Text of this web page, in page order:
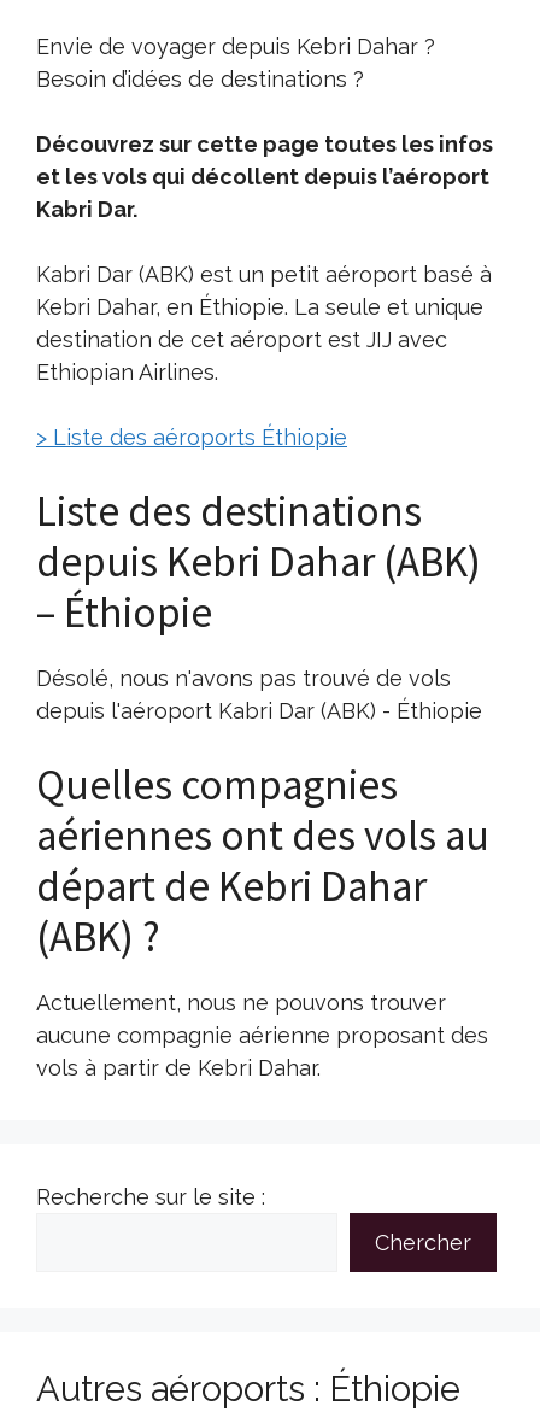
Envie de voyager depuis Kebri Dahar ?
Besoin d’idées de destinations ?
Découvrez sur cette page toutes les infos
et les vols qui décollent depuis l’aéroport
Kabri Dar.
Kabri Dar (ABK) est un petit aéroport basé à
Kebri Dahar, en Éthiopie. La seule et unique
destination de cet aéroport est JIJ avec
Ethiopian Airlines.
> Liste des aéroports Éthiopie
Liste des destinations
depuis Kebri Dahar (ABK)
– Éthiopie
Désolé, nous n'avons pas trouvé de vols
depuis l'aéroport Kabri Dar (ABK) - Éthiopie
Quelles compagnies
aériennes ont des vols au
départ de Kebri Dahar
(ABK) ?
Actuellement, nous ne pouvons trouver
aucune compagnie aérienne proposant des
vols à partir de Kebri Dahar.
Recherche sur le site :
Chercher
Autres aéroports : Éthiopie